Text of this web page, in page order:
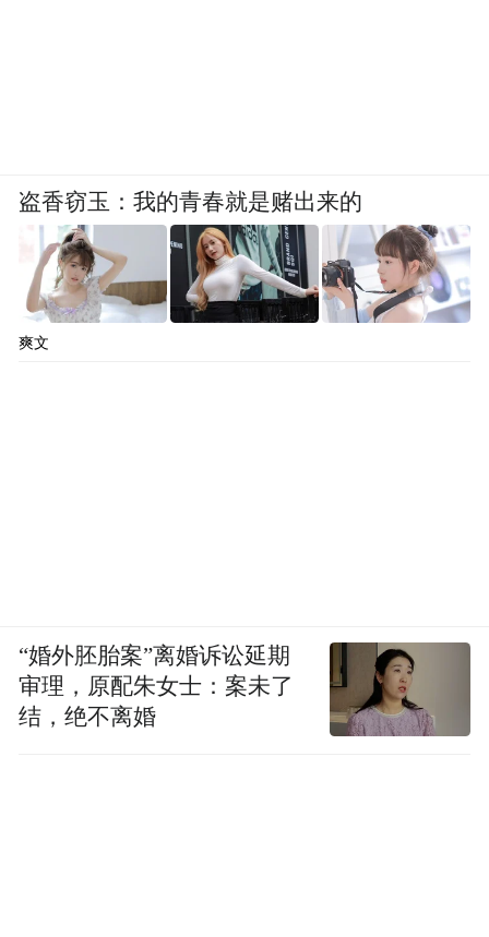
盗香窃玉：我的青春就是赌出来的
爽文
“婚外胚胎案”离婚诉讼延期
审理，原配朱女士：案未了
结，绝不离婚